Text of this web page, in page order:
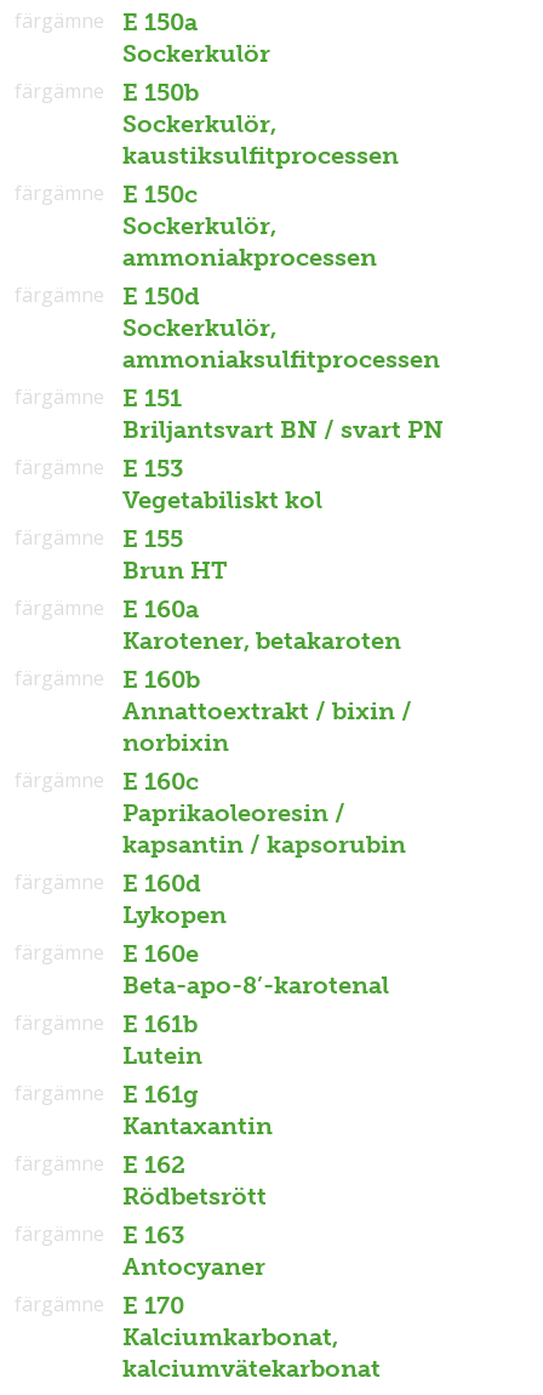
E 150a
Sockerkulör
färgämne
E 150b
Sockerkulör,
kaustiksulfitprocessen
färgämne
E 150c
Sockerkulör,
ammoniakprocessen
färgämne
E 150d
Sockerkulör,
ammoniaksulfitprocessen
färgämne
E 151
Briljantsvart BN / svart PN
färgämne
E 153
Vegetabiliskt kol
färgämne
E 155
Brun HT
färgämne
E 160a
Karotener, betakaroten
färgämne
E 160b
Annattoextrakt / bixin /
norbixin
färgämne
E 160c
Paprikaoleoresin /
kapsantin / kapsorubin
färgämne
E 160d
Lykopen
färgämne
E 160e
Beta-apo-8’-karotenal
färgämne
E 161b
Lutein
färgämne
E 161g
Kantaxantin
färgämne
E 162
Rödbetsrött
färgämne
E 163
Antocyaner
färgämne
E 170
Kalciumkarbonat,
kalciumvätekarbonat
färgämne